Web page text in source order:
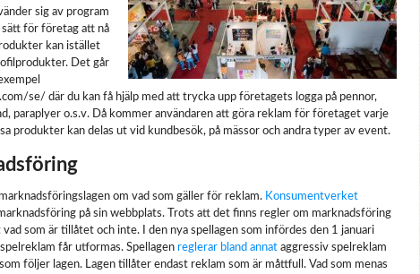
sig av program
för företag att nå
kan istället
Det går
se/ där du kan få hjälp med att trycka upp företagets logga på pennor,
paraplyer o.s.v. Då kommer användaren att göra reklam för företaget varje
produkter kan delas ut vid kundbesök, på mässor och andra typer av event.
om vad som gäller för reklam. Konsumentverket
på sin webbplats. Trots att det finns regler om marknadsföring
som är tillåtet och inte. I den nya spellagen som infördes den 1 januari
får utformas. Spellagen reglerar bland annat aggressiv spelreklam
följer lagen. Lagen tillåter endast reklam som är måttfull. Vad som menas